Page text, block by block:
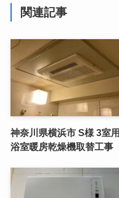
関連記事
神奈川県横浜市 S様 3室用
浴室暖房乾燥機取替工事